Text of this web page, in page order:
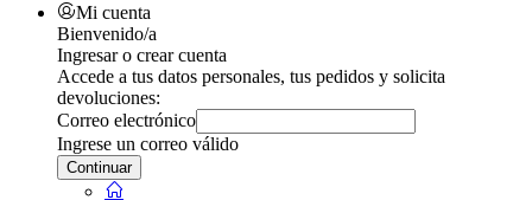
Mi cuenta
Bienvenido/a
Ingresar o crear cuenta
Accede a tus datos personales, tus pedidos y solicita
devoluciones:
Correo electrónico
Ingrese un correo válido
Continuar